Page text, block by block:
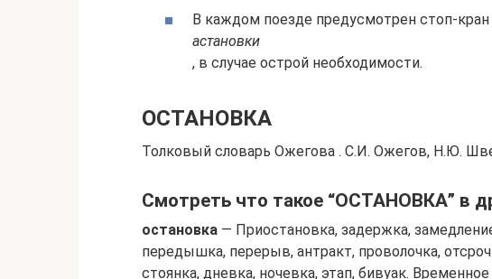
В каждом поезде предусмотрен стоп-
астановки
, в случае острой необходимости.
ОСТАНОВКА
Толковый словарь Ожегова . С.И. Ожегов, Н.Ю.
Смотреть что такое “ОСТАНОВКА” в
остановка — Приостановка, задержка,
передышка, перерыв, антракт, проволочка,
стоянка, дневка, ночевка, этап, бивуак.